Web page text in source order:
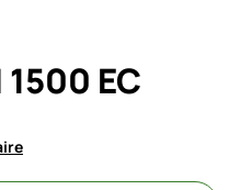
1500 EC